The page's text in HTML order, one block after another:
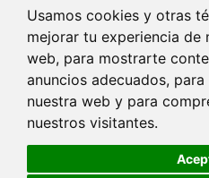
Usamos cookies y otras
mejorar tu experiencia de
web, para mostrarte
anuncios adecuados,
nuestra web y para
nuestros visitantes.
Producto
Este producto ha sido
similares usando
RECIBE NUESTRAS
Acepto la